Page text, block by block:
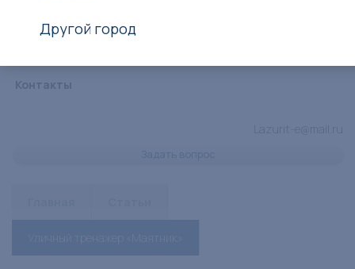
Контакты
Lazurit-e@mail.ru
Другой город